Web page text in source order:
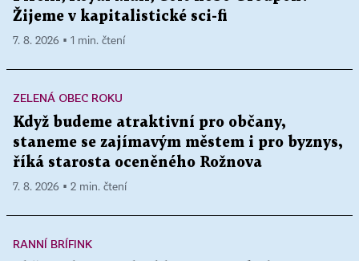
Žijeme v kapitalistické sci-fi
7. 8. 2026 ▪ 1 min. čtení
ZELENÁ OBEC ROKU
Když budeme atraktivní pro občany,
staneme se zajímavým městem i pro byznys,
říká starosta oceněného Rožnova
7. 8. 2026 ▪ 2 min. čtení
RANNÍ BRÍFINK